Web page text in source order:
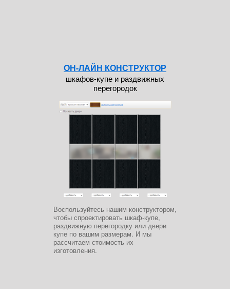
ОН-ЛАЙН КОНСТРУКТОР
шкафов-купе и раздвижных
перегородок
Воспользуйтесь нашим конструктором,
чтобы спроектировать шкаф-купе,
раздвижную перегородку или двери
купе по вашим размерам. И мы
рассчитаем стоимость их
изготовления.